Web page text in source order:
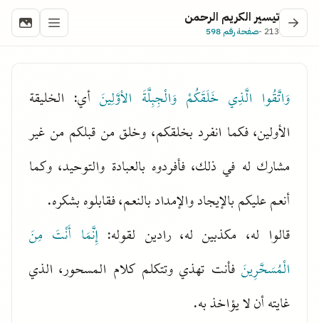
تيسير الكريم الرحمن
213 - صفحة رقم 598
وَاتَّقُوا الَّذِي خَلَقَكُمْ وَالْجِبِلَّةَ الأوَّلِينَأي: الخليقة
الأولين، فكما انفرد بخلقكم، وخلق من قبلكم من غير
مشارك له في ذلك، فأفردوه بالعبادة والتوحيد، وكما
أنعم عليكم بالإيجاد والإمداد بالنعم، فقابلوه بشكره.
قالوا له، مكذبين له، رادين لقوله:إِنَّمَا أَنْتَ مِنَ
الْمُسَحَّرِينَ فأنت تهذي وتتكلم كلام المسحور، الذي
غايته أن لا يؤاخذ به.